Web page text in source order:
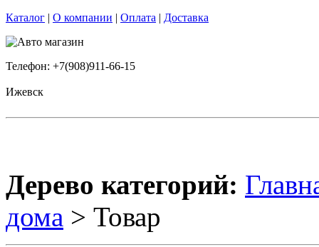
Каталог | О компании | Оплата | Доставка
Телефон: +7(908)911-66-15
Ижевск
Дерево категорий:
дома > Товар